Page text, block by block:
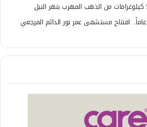
بعد توقف أكثر من 20 عاماً.. افتتاح مستشفى عمر نور الدائم المرجعي